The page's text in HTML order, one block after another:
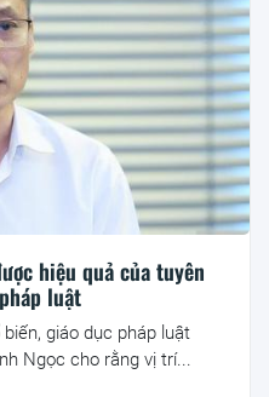
hiệu quả của tuyên
luật
giáo dục pháp luật
Ngọc cho rằng vị trí...